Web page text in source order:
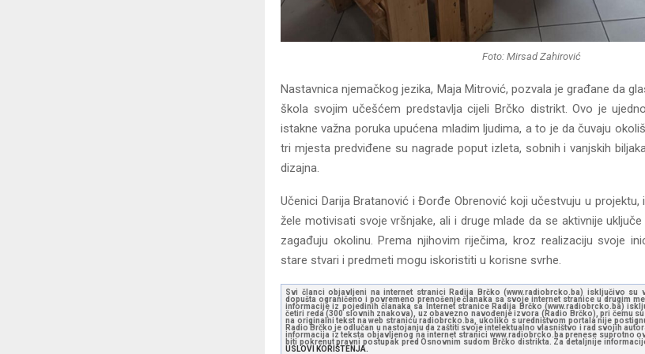
Foto: Mirsad Zahirović
Nastavnica njemačkog jezika, Maja Mitrović, pozvala je građane da
škola svojim učešćem predstavlja cijeli Brčko distrikt. Ovo je
istakne važna poruka upućena mladim ljudima, a to je da čuvaju
tri mjesta predviđene su nagrade poput izleta, sobnih i vanjskih
dizajna.
Učenici Darija Bratanović i Đorđe Obrenović koji učestvuju u
žele motivisati svoje vršnjake, ali i druge mlade da se aktivnije
zagađuju okolinu. Prema njihovim riječima, kroz realizaciju svoje
stare stvari i predmeti mogu iskoristiti u korisne svrhe.
Svi članci objavljeni na internet stranici Radija Brčko (www.radiobrcko.ba) isključivo su
dopušta ograničeno i povremeno prenošenje članaka sa svoje internet stranice u drugim
informacije iz pojedinih članaka sa Internet stranice Radija Brčko (www.radiobrcko.ba)
četiri reda (300 slovnih znakova), uz obavezno navođenje izvora (Radio Brčko), pri čemu
na originalni tekst na web stranicu radiobrcko.ba, ukoliko s uredništvom portala nije
Radio Brčko je odlučan u nastojanju da zaštiti svoje intelektualno vlasništvo i rad svojih
informacija iz teksta objavljenog na internet stranici www.radiobrcko.ba prenese suprotno
biti pokrenut pravni postupak pred Osnovnim sudom Brčko distrikta. Za detaljnije
USLOVI KORIŠTENJA.